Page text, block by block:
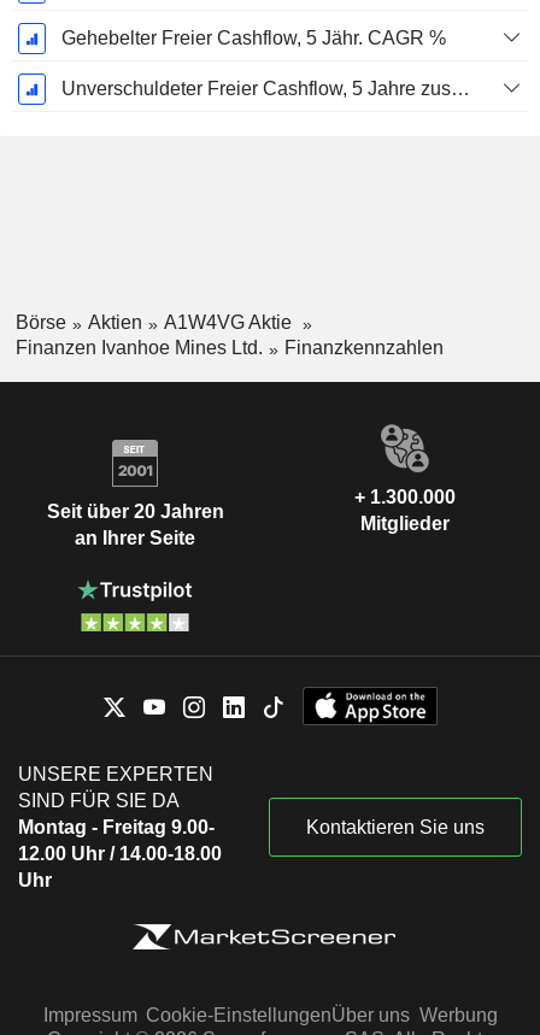
Gehebelter Freier Cashflow, 5 Jähr. CAGR %
Unverschuldeter Freier Cashflow, 5 Jahre zusammengesetzte jährliche Wachstumsrate %
Börse Aktien
A1W4VG Aktie
Finanzen Ivanhoe Mines Ltd.
Finanzkennzahlen
Seit über 20 Jahren
an Ihrer Seite
+ 1.300.000
Mitglieder
UNSERE EXPERTEN
SIND FÜR SIE DA
Montag - Freitag 9.00-
12.00 Uhr / 14.00-18.00
Uhr
Kontaktieren Sie uns
Impressum Cookie-EinstellungenÜber uns Werbung